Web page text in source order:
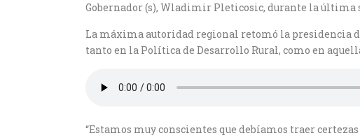
Gobernador (s), Wladimir Pleticosic, durante la última
La máxima autoridad regional retomó la presidencia
tanto en la Política de Desarrollo Rural, como en
“Estamos muy conscientes que debíamos traer